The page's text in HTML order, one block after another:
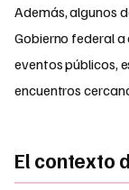
Además, algunos
Gobierno federal
eventos públicos,
encuentros
El contexto